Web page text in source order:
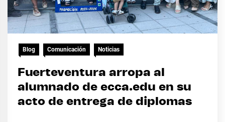
Blog Comunicación Noticias
Fuerteventura arropa al
alumnado de ecca.edu en su
acto de entrega de diplomas